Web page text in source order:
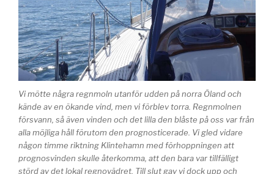
Vi mötte några regnmoln utanför udden på norra Öland och
kände av en ökande vind, men vi förblev torra. Regnmolnen
försvann, så även vinden och det lilla den blåste på oss var från
alla möjliga håll förutom den prognosticerade. Vi gled vidare
någon timme riktning Klintehamn med förhoppningen att
prognosvinden skulle återkomma, att den bara var tillfälligt
störd av det lokal regnovädret. Till slut gav vi dock upp och